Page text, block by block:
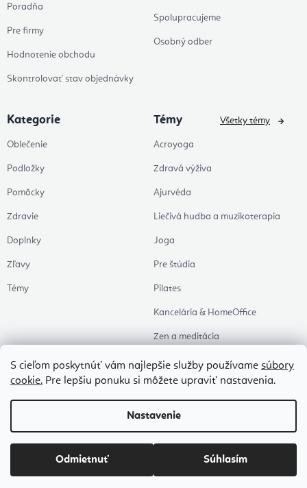
S cieľom poskytnúť vám najlepšie služby používame súbory
cookie. Pre lepšiu ponuku si môžete upraviť nastavenia.
Nastavenie
Odmietnuť Súhlasím
Poradňa
Pre firmy
Hodnotenie obchodu
Skontrolovať stav objednávky
Spolupracujeme
Osobný odber
Kategorie
Oblečenie
Podložky
Pomôcky
Zdravie
Doplnky
Zľavy
Témy
Témy
Acroyoga
Zdravá výživa
Ajurvéda
Liečivá hudba a muzikoterapia
Joga
Pre štúdia
Pilates
Kancelária & HomeOffice
Zen a meditácia
Aromaterapia
Zdravý spánok
Naše obľúbené
Všetky témy
Vytvoril Shoptet Premium
Copyright 2026Flexity. Všetky práva vyhradené.Upraviť nastavenie cookies